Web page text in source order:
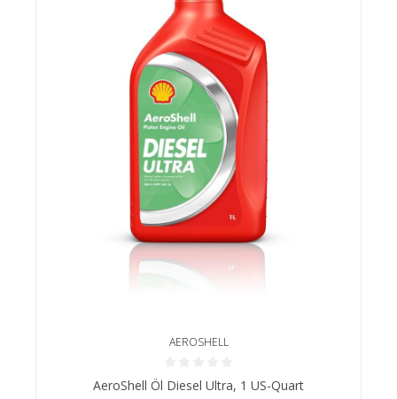
AEROSHELL
Durchschnittliche Bewertung von 0 von 5 Sternen
AeroShell Öl Diesel Ultra, 1 US-Quart